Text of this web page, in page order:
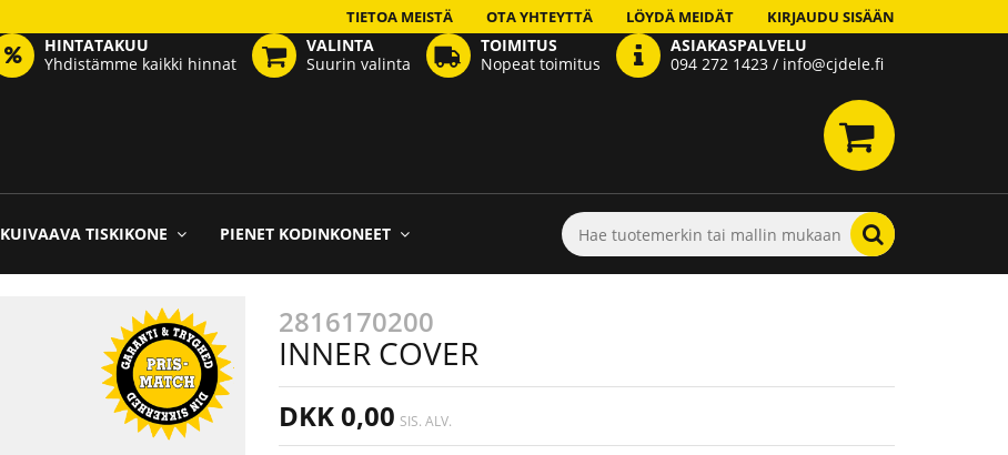
TIETOA MEISTÄ OTA YHTEYTTÄ LÖYDÄ MEIDÄT KIRJAUDU SISÄÄN
HINTATAKUU
Yhdistämme kaikki hinnat
VALINTA
Suurin valinta
TOIMITUS
Nopeat toimitus
ASIAKASPALVELU
094 272 1423 / info@cjdele.fi
KUIVAAVA TISKIKONE PIENET KODINKONEET
2816170200
INNER COVER
DKK 0,00 SIS. ALV.